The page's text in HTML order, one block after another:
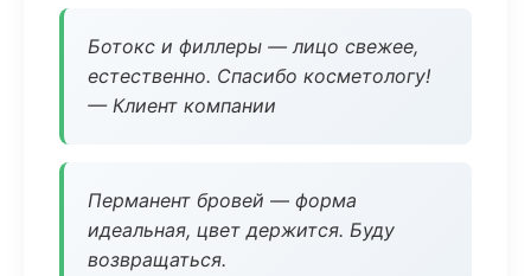
Ботокс и филлеры — лицо свежее,
естественно. Спасибо косметологу!
— Клиент компании
Перманент бровей — форма
идеальная, цвет держится. Буду
возвращаться.